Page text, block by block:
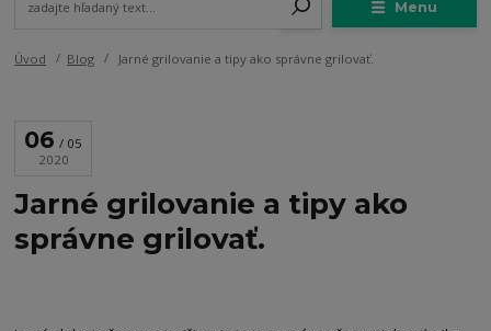
Menu
Úvod Blog Jarné grilovanie a tipy ako správne grilovať.
06
05
2020
Jarné grilovanie a tipy ako
správne grilovať.